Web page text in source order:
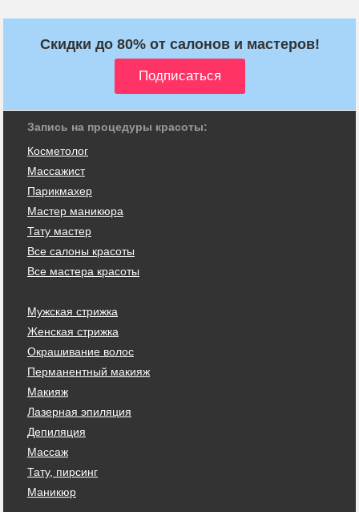
Скидки до 80% от салонов и мастеров!
Запись на процедуры красоты:
Косметолог
Массажист
Парикмахер
Мастер маникюра
Тату мастер
Все салоны красоты
Все мастера красоты
Мужская стрижка
Женская стрижка
Окрашивание волос
Перманентный макияж
Макияж
Лазерная эпиляция
Депиляция
Массаж
Тату, пирсинг
Маникюр